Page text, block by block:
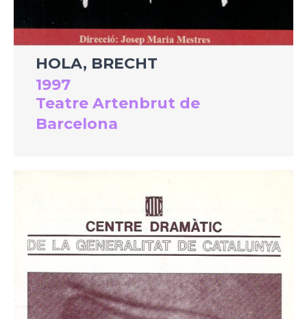
HOLA, BRECHT
1997
Teatre Artenbrut de
Barcelona